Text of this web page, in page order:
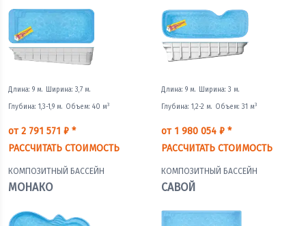
Длина: 9 м. Ширина: 3,7 м.
Глубина: 1,3-1,9 м. Объем: 40 м3
от 2 791 571 ₽ *
РАССЧИТАТЬ СТОИМОСТЬ
Длина: 9 м. Ширина: 3 м.
Глубина: 1,2-2 м. Объем: 31 м3
от 1 980 054 ₽ *
РАССЧИТАТЬ СТОИМОСТЬ
КОМПОЗИТНЫЙ БАССЕЙН
МОНАКО
КОМПОЗИТНЫЙ БАССЕЙН
САВОЙ